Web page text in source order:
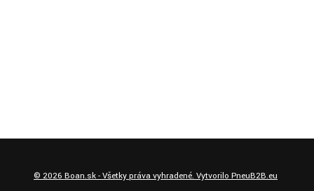
© 2026 Boan.sk - Všetky práva vyhradené. Vytvorilo PneuB2B.eu